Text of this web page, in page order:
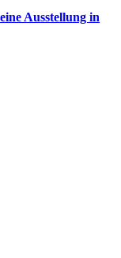
Ausstellung in